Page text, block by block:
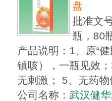
盘
批准文
瓶，80
产品说明：1、原“
镇咳），一瓶见效
无刺激； 5、无药
公司名称： 武汉健